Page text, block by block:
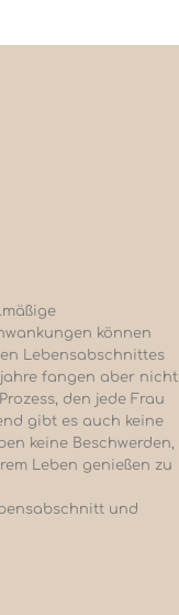
können
Lebensabschnittes
fangen aber nicht
den jede Frau
gibt es auch keine
keine Beschwerden,
Leben genießen zu
und